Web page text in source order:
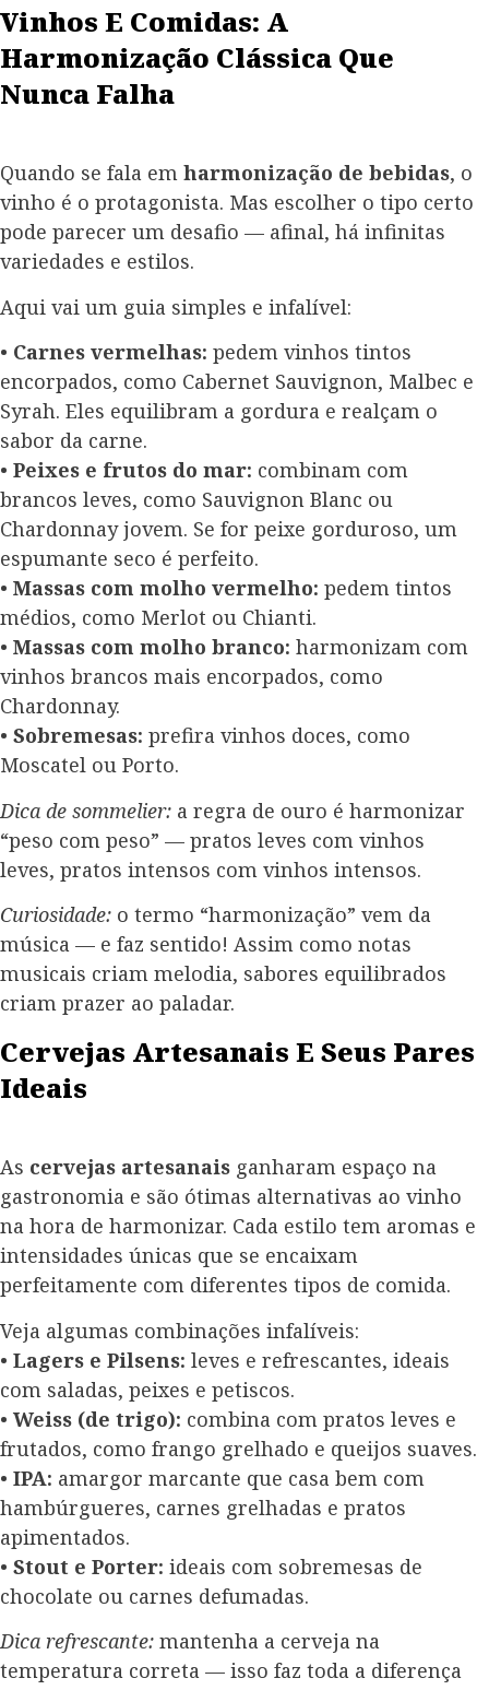
Vinhos E Comidas: A
Harmonização Clássica Que
Nunca Falha
Quando se fala em harmonização de bebidas, o
vinho é o protagonista. Mas escolher o tipo certo
pode parecer um desafio — afinal, há infinitas
variedades e estilos.
Aqui vai um guia simples e infalível:
• Carnes vermelhas: pedem vinhos tintos
encorpados, como Cabernet Sauvignon, Malbec e
Syrah. Eles equilibram a gordura e realçam o
sabor da carne.
• Peixes e frutos do mar: combinam com
brancos leves, como Sauvignon Blanc ou
Chardonnay jovem. Se for peixe gorduroso, um
espumante seco é perfeito.
• Massas com molho vermelho: pedem tintos
médios, como Merlot ou Chianti.
• Massas com molho branco: harmonizam com
vinhos brancos mais encorpados, como
Chardonnay.
• Sobremesas: prefira vinhos doces, como
Moscatel ou Porto.
Dica de sommelier: a regra de ouro é harmonizar
“peso com peso” — pratos leves com vinhos
leves, pratos intensos com vinhos intensos.
Curiosidade: o termo “harmonização” vem da
música — e faz sentido! Assim como notas
musicais criam melodia, sabores equilibrados
criam prazer ao paladar.
Cervejas Artesanais E Seus Pares
Ideais
As cervejas artesanais ganharam espaço na
gastronomia e são ótimas alternativas ao vinho
na hora de harmonizar. Cada estilo tem aromas e
intensidades únicas que se encaixam
perfeitamente com diferentes tipos de comida.
Veja algumas combinações infalíveis:
• Lagers e Pilsens: leves e refrescantes, ideais
com saladas, peixes e petiscos.
• Weiss (de trigo): combina com pratos leves e
frutados, como frango grelhado e queijos suaves.
• IPA: amargor marcante que casa bem com
hambúrgueres, carnes grelhadas e pratos
apimentados.
• Stout e Porter: ideais com sobremesas de
chocolate ou carnes defumadas.
Dica refrescante: mantenha a cerveja na
temperatura correta — isso faz toda a diferença